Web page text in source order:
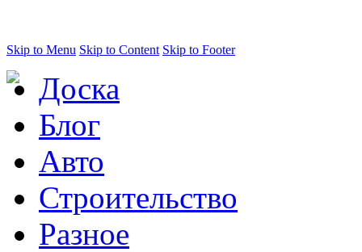
Skip to Menu Skip to Content Skip to Footer
Доска
Блог
Авто
Строительство
Разное